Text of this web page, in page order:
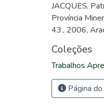
JACQUES,
Província
43., 2006,
Coleções
Trabalhos
Página